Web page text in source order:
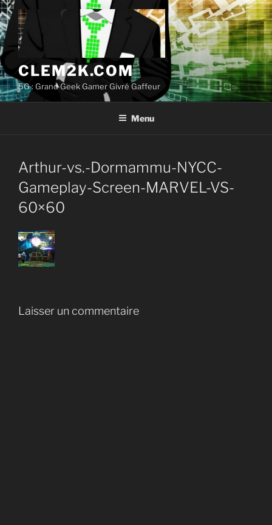
Aller
au
contenu
principal
CLEM2K.COM
5G : Grand Geek Gamer Givré Gaffeur
Menu
Arthur-vs.-Dormammu-NYCC-
Gameplay-Screen-MARVEL-VS-
60×60
Laisser un commentaire